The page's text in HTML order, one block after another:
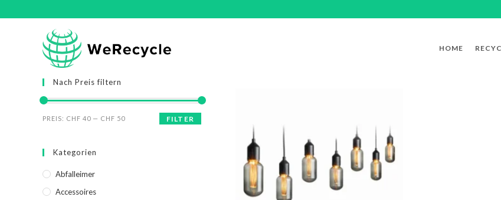
HOME
Nach Preis filtern
FILTER
PREIS: CHF 40 — CHF 50
Kategorien
Abfalleimer
Accessoires